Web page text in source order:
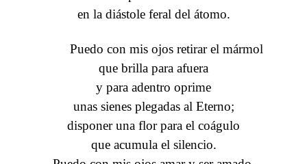
en la diástole feral del átomo.
Puedo con mis ojos retirar el mármol
que brilla para afuera
y para adentro oprime
unas sienes plegadas al Eterno;
disponer una flor para el coágulo
que acumula el silencio.